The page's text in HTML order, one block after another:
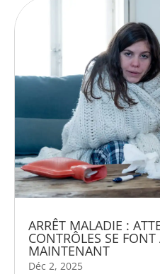
ARRÊT MALADIE :
CONTRÔLES SE
MAINTENANT
Déc 2, 2025